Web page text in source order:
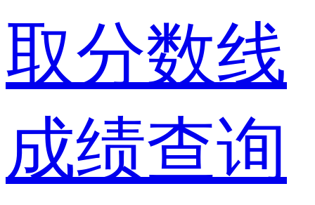
取分数线
成绩查询